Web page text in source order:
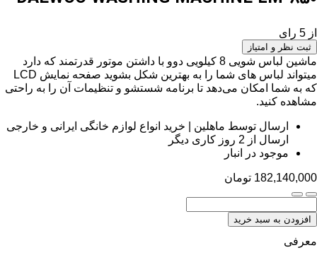
از 5 رای
ثبت نظر و امتیاز
ماشین لباس شویی 8 کیلویی دوو با داشتن موتور قدرتمند که دارد
میتواند لباس های شما را به بهترین شکل بشوید صفحه نمایش LCD
که به شما امکان می‌دهد تا برنامه شستشو و تنظیمات آن را به راحتی
مشاهده کنید.
ارسال توسط ماهلین | خرید انواع لوازم خانگی ایرانی و خارجی
ارسال از 2 روز کاری دیگر
موجود در انبار
182,140,000 تومان
افزودن به سبد خرید
معرفی